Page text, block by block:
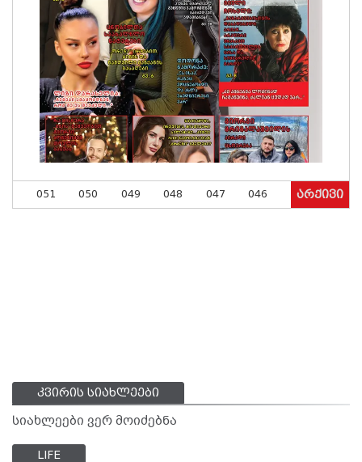
051 050 049 048 047 046 არქივი
კვირის სიახლეები
სიახლეები ვერ მოიძებნა
LIFE